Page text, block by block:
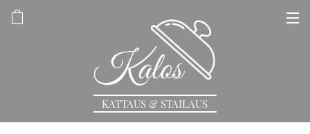
KATTAUS & STAILAUS